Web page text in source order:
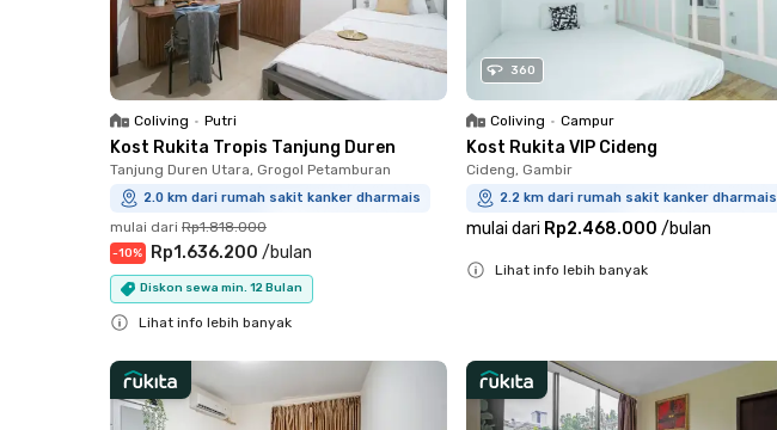
Coliving • Putri
Kost Rukita Tropis Tanjung Duren
Tanjung Duren Utara, Grogol Petamburan
2.0 km dari rumah sakit kanker dharmais
mulai dari Rp1.818.000
-10% Rp1.636.200 /bulan
Diskon sewa min. 12 Bulan
Lihat info lebih banyak
360
Coliving • Campur
Kost Rukita VIP Cideng
Cideng, Gambir
2.2 km dari rumah sakit kanker dharmais
mulai dari Rp2.468.000 /bulan
Lihat info lebih banyak